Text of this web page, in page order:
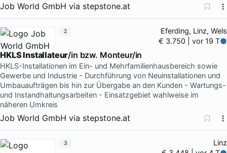
Job World GmbH via stepstone.at
Eferding, Linz, Wels
€ 3.750 | vor 19 T
HKLS Installateur/in bzw. Monteur/in
HKLS-Installationen im Ein- und Mehrfamilienhausbereich sowie
Gewerbe und Industrie - Durchführung von Neuinstallationen und
Umbauaufträgen bis hin zur Übergabe an den Kunden - Wartungs-
und Instandhaltungsarbeiten - Einsatzgebiet wahlweise im
näheren Umkreis
Job World GmbH via stepstone.at
2
Linz
3